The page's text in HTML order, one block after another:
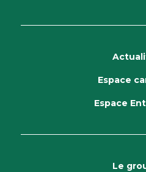
Espace
Espace
Le